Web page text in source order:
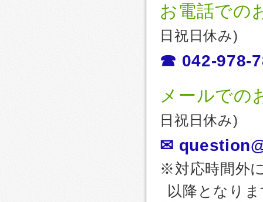
お電話での
日祝日休み)
☎ 042-978-
メールでの
日祝日休み)
✉
※対応時間外
以降となり